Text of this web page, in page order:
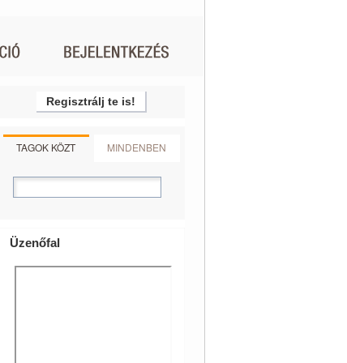
Regisztrálj te is!
TAGOK KÖZT MINDENBEN
Üzenőfal